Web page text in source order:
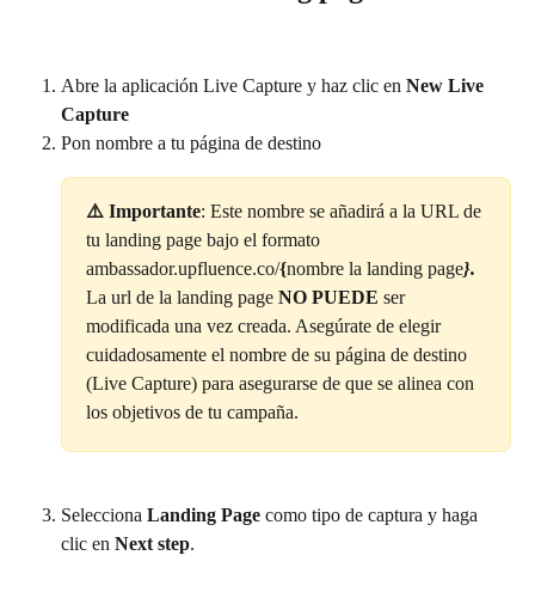
Abre la aplicación Live Capture y haz clic en New Live
Capture
Pon nombre a tu página de destino
⚠️ Importante: Este nombre se añadirá a la URL de
tu landing page bajo el formato
ambassador.upfluence.co/{nombre la landing page}.
La url de la landing page NO PUEDE ser
modificada una vez creada. Asegúrate de elegir
cuidadosamente el nombre de su página de destino
(Live Capture) para asegurarse de que se alinea con
los objetivos de tu campaña.
Selecciona Landing Page como tipo de captura y haga
clic en Next step.